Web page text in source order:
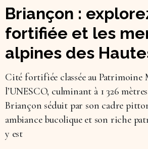
Briançon :
fortifiée et les
alpines des
Cité fortifiée classée au Patrimoine
l’UNESCO, culminant à 1 326
Briançon séduit par son cadre
ambiance bucolique et son riche
y est